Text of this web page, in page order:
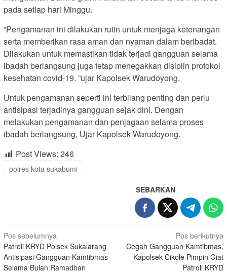
pada setiap hari Minggu.
”Pengamanan ini dilakukan rutin untuk menjaga ketenangan
serta memberikan rasa aman dan nyaman dalam beribadat.
Dilakukan untuk memastikan tidak terjadi gangguan selama
ibadah berlangsung juga tetap menegakkan disiplin protokol
kesehatan covid-19. ”ujar Kapolsek Warudoyong.
Untuk pengamanan seperti ini terbilang penting dan perlu
antisipasi terjadinya gangguan sejak dini. Dengan
melakukan pengamanan dan penjagaan selama proses
ibadah berlangsung, Ujar Kapolsek Warudoyong.
Post Views: 246
polres kota sukabumi
SEBARKAN
Navigasi
pos
Pos sebelumnya
Patroli KRYD Polsek Sukalarang
Antisipasi Gangguan Kamtibmas
Selama Bulan Ramadhan
Pos berikutnya
Cegah Gangguan Kamtibmas,
Kapolsek Cikole Pimpin Giat
Patroli KRYD